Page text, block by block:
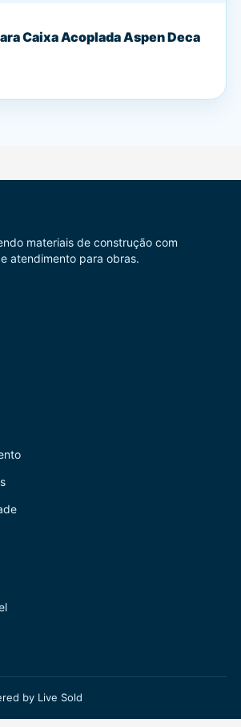
Caixa Acoplada Aspen Deca
materiais de construção com
atendimento para obras.
by Live Sold